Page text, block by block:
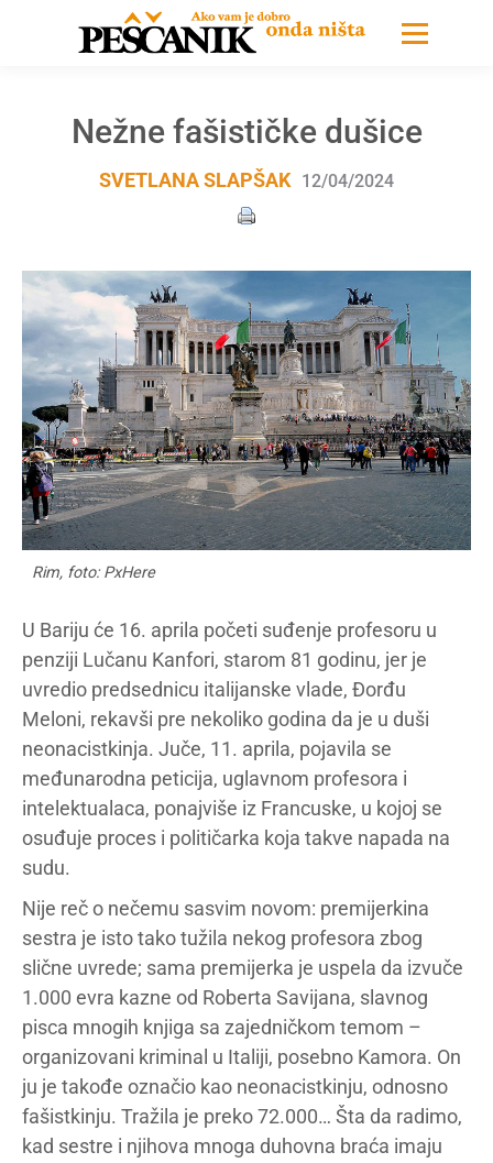
Nežne fašističke dušice
SVETLANA SLAPŠAK 12/04/2024
Rim, foto: PxHere
U Bariju će 16. aprila početi suđenje profesoru u
penziji Lučanu Kanfori, starom 81 godinu, jer je
uvredio predsednicu italijanske vlade, Đorđu
Meloni, rekavši pre nekoliko godina da je u duši
neonacistkinja. Juče, 11. aprila, pojavila se
međunarodna peticija, uglavnom profesora i
intelektualaca, ponajviše iz Francuske, u kojoj se
osuđuje proces i političarka koja takve napada na
sudu.
Nije reč o nečemu sasvim novom: premijerkina
sestra je isto tako tužila nekog profesora zbog
slične uvrede; sama premijerka je uspela da izvuče
1.000 evra kazne od Roberta Savijana, slavnog
pisca mnogih knjiga sa zajedničkom temom –
organizovani kriminal u Italiji, posebno Kamora. On
ju je takođe označio kao neonacistkinju, odnosno
fašistkinju. Tražila je preko 72.000… Šta da radimo,
kad sestre i njihova mnoga duhovna braća imaju